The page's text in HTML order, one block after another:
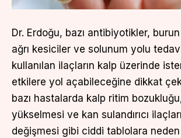
Dr. Erdoğu, bazı antibiyotikler, burun
ağrı kesiciler ve solunum yolu
kullanılan ilaçların kalp üzerinde
etkilere yol açabileceğine dikkat
bazı hastalarda kalp ritim
yükselmesi ve kan sulandırıcı
değişmesi gibi ciddi tablolara